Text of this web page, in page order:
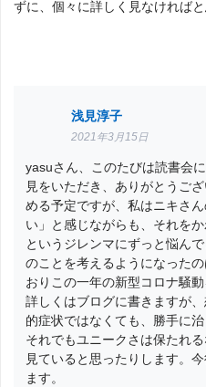
ずに、個々に詳しく見なければと
浅見淳子
2021年3月15日
yasuさん、このたびは読書会
見をいただき、ありがとうご
める予定ですが、私はニキさ
い」と感じながらも、それを
というジレンマにずっと悩ん
のことを考えるようになった
おりこの一年の新型コロナ騒動
詳しくはブログに書きますが
的症状ではなくても、勝手に
それでもユニークさは保たれ
見ていると思ったりします。
ます。